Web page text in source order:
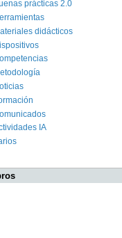
prácticas 2.0
didácticos
IA